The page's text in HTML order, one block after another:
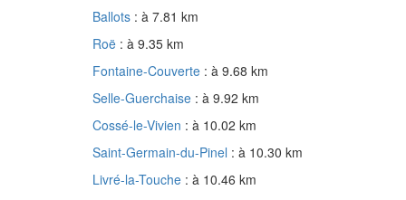
Ballots : à 7.81 km
Roë : à 9.35 km
Fontaine-Couverte : à 9.68 km
Selle-Guerchaise : à 9.92 km
Cossé-le-Vivien : à 10.02 km
Saint-Germain-du-Pinel : à 10.30 km
Livré-la-Touche : à 10.46 km